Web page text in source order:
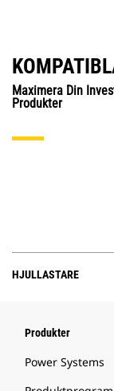
Maximera Din
Produkter
HJULLASTARE
Produkter
Power Systems